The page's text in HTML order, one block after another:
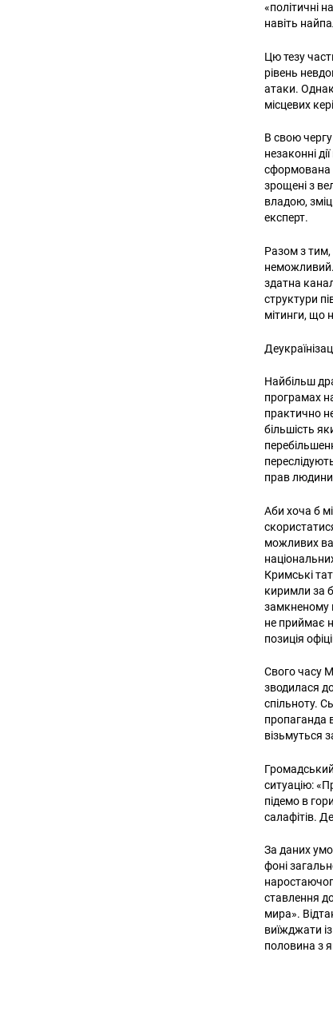
«політичні
навіть
Цю тезу
рівень
атаки.
місцевих
В свою
незаконні
сформована
зрощені з
владою,
експерт.
Разом з тим,
неможливий.
здатна
структури
мітинги, що
Найбільш
програмах
практично
більшість
прав людини
Аби хоча б
можливих
Кримські
киримли за
замкненому
не приймає
позиція
Свого часу
зводилася
спільноту.
пропаганда
візьмуться
ситуацію:
підемо в
салафітів.
За даних
фоні
ставлення
мира».
виїжджати
половина з